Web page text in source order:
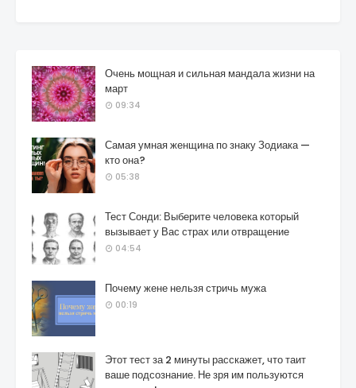
Очень мощная и сильная мандала жизни на
март
09:34
Самая умная женщина по знаку Зодиака —
кто она?
05:38
Тест Сонди: Выберите человека который
вызывает у Вас страх или отвращение
04:54
Почему жене нельзя стричь мужа
00:19
Этот тест за 2 минуты расскажет, что таит
ваше подсознание. Не зря им пользуются